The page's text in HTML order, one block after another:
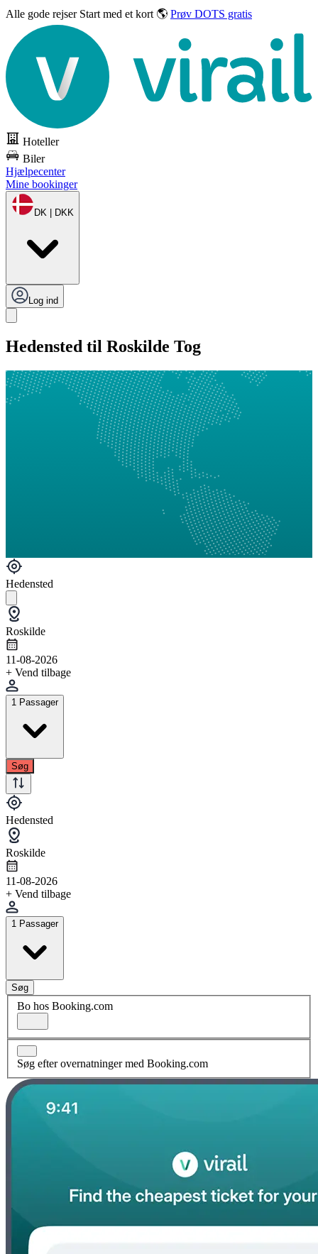
Alle gode rejser Start med et kort 🌎 Prøv DOTS gratis
Hoteller
Biler
Hjælpecenter
Mine bookinger
DK | DKK
Log ind
Hedensted til Roskilde Tog
Hedensted
Roskilde
11-08-2026
+ Vend tilbage
1 Passager
Søg
Hedensted
Roskilde
11-08-2026
+ Vend tilbage
1 Passager
Søg
Bo hos Booking.com
Søg efter overnatninger med Booking.com